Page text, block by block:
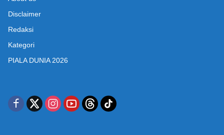
Disclaimer
Redaksi
Kategori
PIALA DUNIA 2026